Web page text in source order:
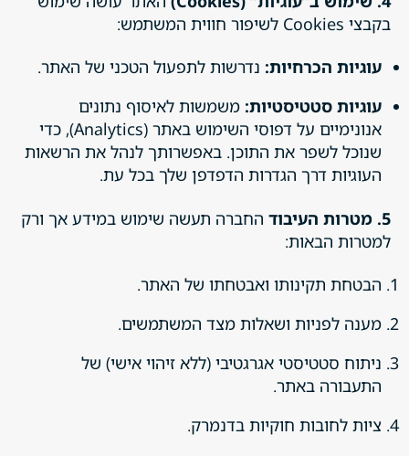
בקבצי Cookies לשיפור חווית המשתמש:
עוגיות הכרחיות: נדרשות לתפעול הטכני של האתר.
עוגיות סטטיסטיות: משמשות לאיסוף נתונים
אנונימיים על דפוסי השימוש באתר (Analytics), כדי
שנוכל לשפר את התוכן. באפשרותך לנהל את הרשאות
העוגיות דרך הגדרות הדפדפן שלך בכל עת.
5. מטרות העיבוד
החברה תעשה שימוש במידע אך ורק
למטרות הבאות:
הבטחת תקינותו ואבטחתו של האתר.
מענה לפניות ושאלות מצד המשתמשים.
ניתוח סטטיסטי אגרגטיבי (ללא זיהוי אישי) של
התעבורה באתר.
ציות לחובות חוקיות בדנמרק.